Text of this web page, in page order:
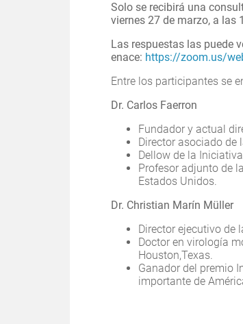
Solo se recibirá una
viernes 27 de marzo, a las
Las respuestas las puede
enace: https://zoom.us/
Entre los participantes se
Dr. Carlos Faerron
Fundador y actual
Director asociado de
Dellow de la
Profesor adjunto de
Estados Unidos.
Dr. Christian Marín Müller
Director ejecutivo de
Doctor en virología
Houston,Texas.
Ganador del premio
importante de